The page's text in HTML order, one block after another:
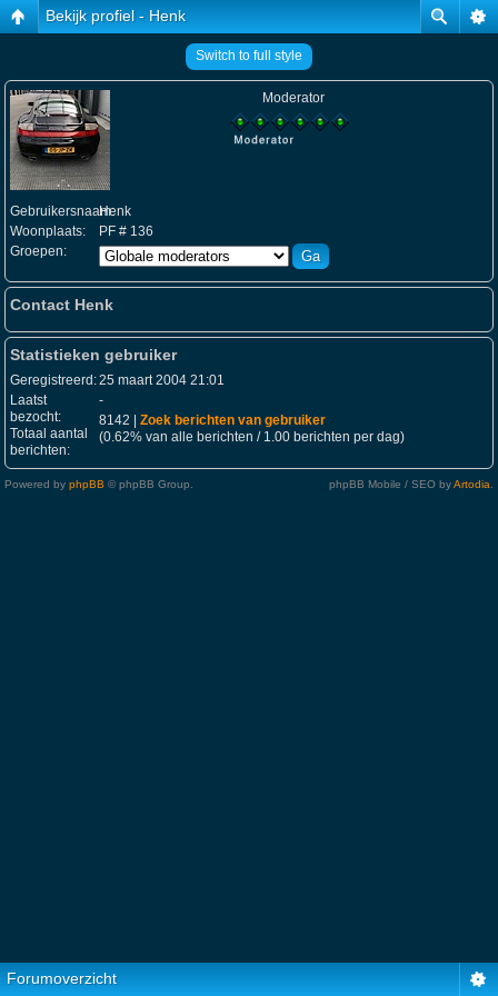
Bekijk profiel - Henk
Switch to full style
Moderator
Gebruikersnaam:Henk
Woonplaats:
PF # 136
Groepen:
Contact Henk
Statistieken gebruiker
Geregistreerd:25 maart 2004 21:01
Laatst
bezocht:
-
Totaal aantal
berichten:
8142 | Zoek berichten van gebruiker
(0.62% van alle berichten / 1.00 berichten per dag)
Powered by phpBB © phpBB Group. phpBB Mobile / SEO byArtodia
Forumoverzicht